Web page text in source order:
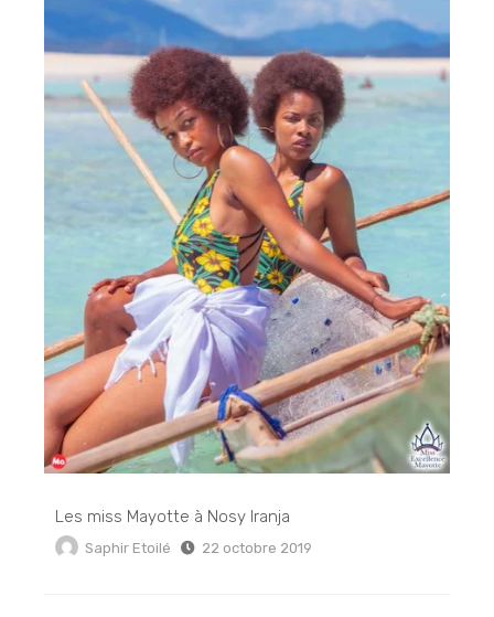
Les miss Mayotte à Nosy Iranja
Saphir Etoilé 22 octobre 2019